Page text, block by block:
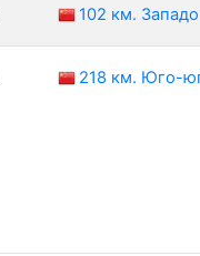
102 км.
218 км. Юго-